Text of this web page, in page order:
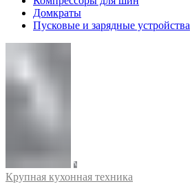
Домкраты
Пусковые и зарядные устройства
Крупная кухонная техника